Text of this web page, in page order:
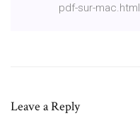
pdf-sur-mac.html
Leave a Reply